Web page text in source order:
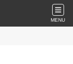
MENU